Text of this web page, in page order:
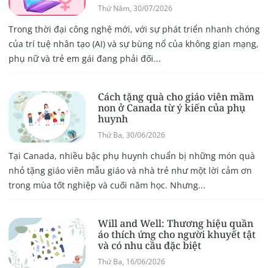
Thứ Năm, 30/07/2026
Trong thời đại công nghệ mới, với sự phát triển nhanh chóng
của trí tuệ nhân tạo (AI) và sự bùng nổ của không gian mạng,
phụ nữ và trẻ em gái đang phải đối...
Cách tặng quà cho giáo viên mầm
non ở Canada từ ý kiến của phụ
huynh
Thứ Ba, 30/06/2026
Tại Canada, nhiều bậc phụ huynh chuẩn bị những món quà
nhỏ tặng giáo viên mẫu giáo và nhà trẻ như một lời cảm ơn
trong mùa tốt nghiệp và cuối năm học. Nhưng...
Will and Well: Thương hiệu quần
áo thích ứng cho người khuyết tật
và có nhu cầu đặc biệt
Thứ Ba, 16/06/2026